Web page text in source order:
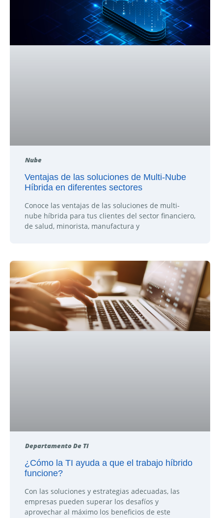
Nube
Ventajas de las soluciones de Multi-Nube
Híbrida en diferentes sectores
Conoce las ventajas de las soluciones de multi-
nube híbrida para tus clientes del sector financiero,
de salud, minorista, manufactura y
Departamento De TI
¿Cómo la TI ayuda a que el trabajo híbrido
funcione?
Con las soluciones y estrategias adecuadas, las
empresas pueden superar los desafíos y
aprovechar al máximo los beneficios de este